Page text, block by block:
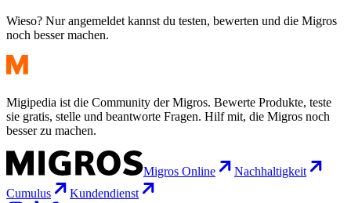
Wieso? Nur angemeldet kannst du testen, bewerten und die Migros
noch besser machen.
Migipedia ist die Community der Migros. Bewerte Produkte, teste
sie gratis, stelle und beantworte Fragen. Hilf mit, die Migros noch
besser zu machen.
Migros Online
Nachhaltigkeit
Cumulus
Kundendienst